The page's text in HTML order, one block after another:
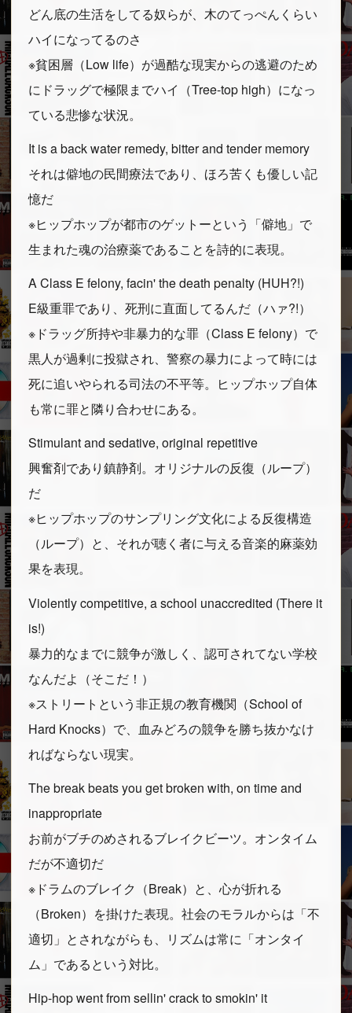
どん底の生活をしてる奴らが、木のてっぺんくらい
ハイになってるのさ
※貧困層（Low life）が過酷な現実からの逃避のため
にドラッグで極限までハイ（Tree-top high）になっ
ている悲惨な状況。
It is a back water remedy, bitter and tender memory
それは僻地の民間療法であり、ほろ苦くも優しい記
憶だ
※ヒップホップが都市のゲットーという「僻地」で
生まれた魂の治療薬であることを詩的に表現。
A Class E felony, facin' the death penalty (HUH?!)
E級重罪であり、死刑に直面してるんだ（ハァ?!）
※ドラッグ所持や非暴力的な罪（Class E felony）で
黒人が過剰に投獄され、警察の暴力によって時には
死に追いやられる司法の不平等。ヒップホップ自体
も常に罪と隣り合わせにある。
Stimulant and sedative, original repetitive
興奮剤であり鎮静剤。オリジナルの反復（ループ）
だ
※ヒップホップのサンプリング文化による反復構造
（ループ）と、それが聴く者に与える音楽的麻薬効
果を表現。
Violently competitive, a school unaccredited (There it
is!)
暴力的なまでに競争が激しく、認可されてない学校
なんだよ（そこだ！）
※ストリートという非正規の教育機関（School of
Hard Knocks）で、血みどろの競争を勝ち抜かなけ
ればならない現実。
The break beats you get broken with, on time and
inappropriate
お前がブチのめされるブレイクビーツ。オンタイム
だが不適切だ
※ドラムのブレイク（Break）と、心が折れる
（Broken）を掛けた表現。社会のモラルからは「不
適切」とされながらも、リズムは常に「オンタイ
ム」であるという対比。
Hip-hop went from sellin' crack to smokin' it